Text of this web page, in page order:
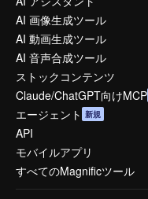
AI 画像生成ツール
AI 動画生成ツール
AI 音声合成ツール
ストックコンテンツ
Claude/ChatGPT向けMCP
エージェント 新規
API
モバイルアプリ
すべてのMagnificツール